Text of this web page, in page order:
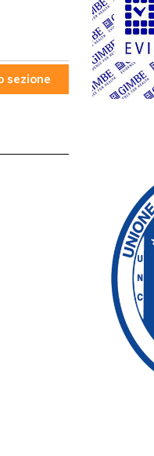
sezione